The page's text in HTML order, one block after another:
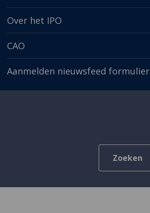
zoeken
Over het IPO
CAO
Aanmelden nieuwsfeed formulier
Zoeken